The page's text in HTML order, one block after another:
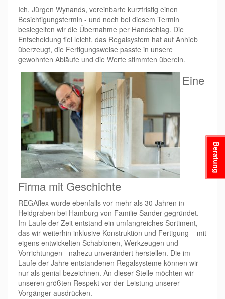
Ich, Jürgen Wynands, vereinbarte kurzfristig einen
Besichtigungstermin - und noch bei diesem Termin
besiegelten wir die Übernahme per Handschlag. Die
Entscheidung fiel leicht, das Regalsystem hat auf Anhieb
überzeugt, die Fertigungsweise passte in unsere
gewohnten Abläufe und die Werte stimmten überein.
Eine
Firma mit Geschichte
REGAflex wurde ebenfalls vor mehr als 30 Jahren in
Heidgraben bei Hamburg von Familie Sander gegründet.
Im Laufe der Zeit entstand ein umfangreiches Sortiment,
das wir weiterhin inklusive Konstruktion und Fertigung – mit
eigens entwickelten Schablonen, Werkzeugen und
Vorrichtungen - nahezu unverändert herstellen. Die im
Laufe der Jahre entstandenen Regalsysteme können wir
nur als genial bezeichnen. An dieser Stelle möchten wir
unseren größten Respekt vor der Leistung unserer
Vorgänger ausdrücken.
Beratung